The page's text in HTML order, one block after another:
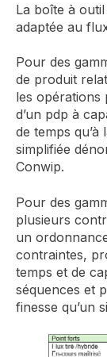
La boîte à
adaptée au
Pour des
de produit
les opérations
d’un pdp à
de temps
simplifiée
Conwip.
Pour des
plusieurs
un
contraintes,
temps et de
séquences et
finesse qu’un